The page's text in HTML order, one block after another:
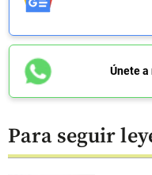
Únete a
Para seguir